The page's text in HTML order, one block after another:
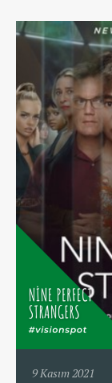
9 Kasım 2021